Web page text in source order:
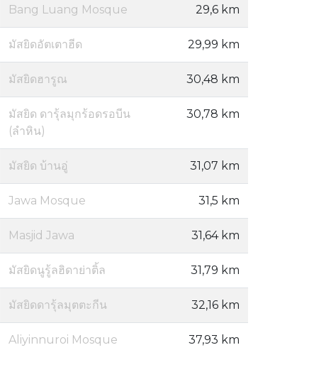
Bang Luang Mosque 29,6 km
มัสยิดอัตเตาฮีด 29,99 km
มัสยิดฮารูณ 30,48 km
มัสยิด ดารุ้ลมุกร้อดรอบีน
(ลำหิน)
30,78 km
มัสยิด บ้านอู่ 31,07 km
Jawa Mosque 31,5 km
Masjid Jawa 31,64 km
มัสยิดนูรู้ลฮิดาย่าติ้ล 31,79 km
มัสยิดดารุ้ลมุตตะกีน 32,16 km
Aliyinnuroi Mosque 37,93 km